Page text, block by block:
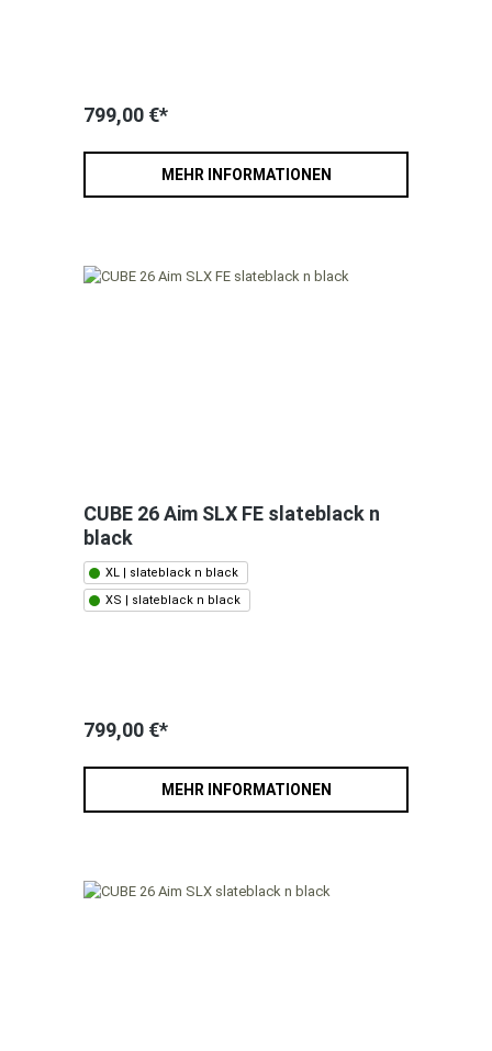
799,00 €*
MEHR INFORMATIONEN
CUBE 26 Aim SLX FE slateblack n
black
XL | slateblack n black
XS | slateblack n black
799,00 €*
MEHR INFORMATIONEN